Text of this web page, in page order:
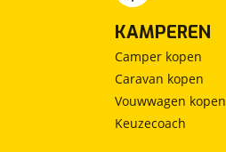
KAMPEREN
Camper kopen
Caravan kopen
Vouwwagen kopen
Keuzecoach